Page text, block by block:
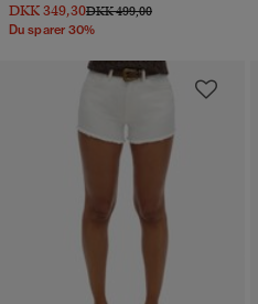
DKK 349,30Pris nedsat fra
DKK 499,00til
Du sparer 30%